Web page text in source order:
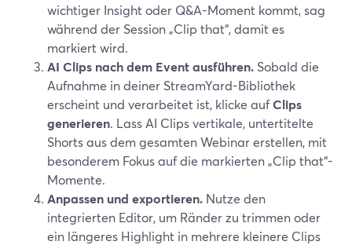
wichtiger Insight oder Q&A-Moment kommt, sag
während der Session „Clip that“, damit es
markiert wird.
AI Clips nach dem Event ausführen. Sobald die
Aufnahme in deiner StreamYard-Bibliothek
erscheint und verarbeitet ist, klicke aufClips
generieren. Lass AI Clips vertikale, untertitelte
Shorts aus dem gesamten Webinar erstellen, mit
besonderem Fokus auf die markierten „Clip that“-
Momente.
Anpassen und exportieren. Nutze den
integrierten Editor, um Ränder zu trimmen oder
ein längeres Highlight in mehrere kleinere Clips